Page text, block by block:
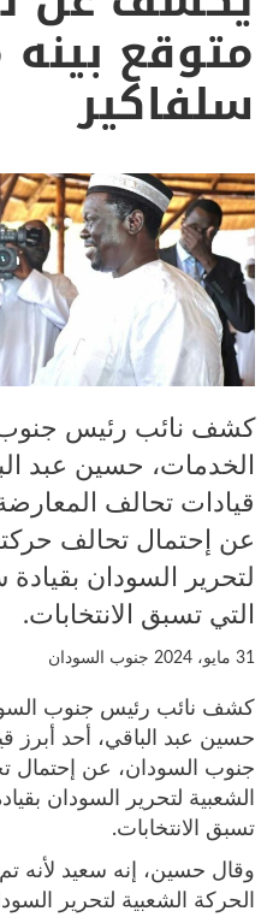
متوقع
سلفاكير
كشف نائب رئيس
الخدمات، حسين عبد
قيادات تحالف
عن إحتمال تحالف
لتحرير السودان
التي تسبق الانتخابات.
31 مايو، 2024 جنوب السودان
كشف نائب رئيس جنوب
حسين عبد الباقي، أحد أبرز
جنوب السودان، عن إحتمال
الشعبية لتحرير السودان
تسبق الانتخابات.
وقال حسين، إنه سعيد لأنه
الحركة الشعبية لتحرير